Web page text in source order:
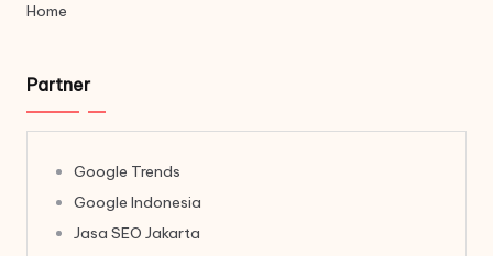
Home
Partner
Google Trends
Google Indonesia
Jasa SEO Jakarta